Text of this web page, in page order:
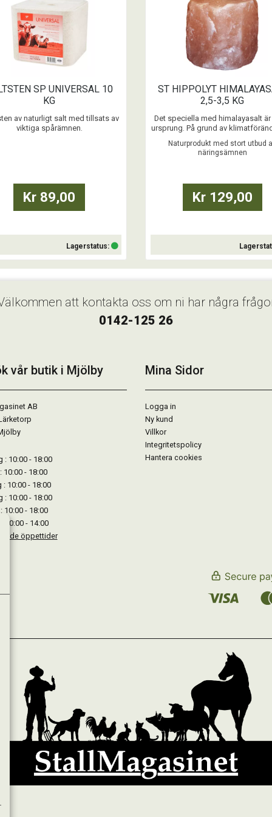
SP UNIVERSAL 10
KG
av naturligt salt med tillsats av
viktiga spårämnen.
Kr 89,00
Lagerstatus:
Köp
ST HIPPOLYT
2,5-3,5 KG
Det speciella med himalayasalt
ursprung. På grund av
200 miljoner år sedan.
jordskred tryckte ner saltet under
nutida miljöföroreni ...
Naturprodukt med stort utbud
näringsämnen
Kr 129,00
Köp
att kontakta oss om ni har några
0142-125 26
vår butik i Mjölby
AB
: 10:00 - 18:00
10:00 - 18:00
: 10:00 - 18:00
: 10:00 - 18:00
10:00 - 18:00
10:00 - 14:00
öppettider
Mina Sidor
Logga in
Ny kund
Villkor
Integritetspolicy
Hantera cookies